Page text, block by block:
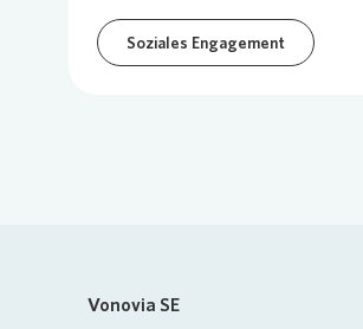
Soziales Engagement
Vonovia SE